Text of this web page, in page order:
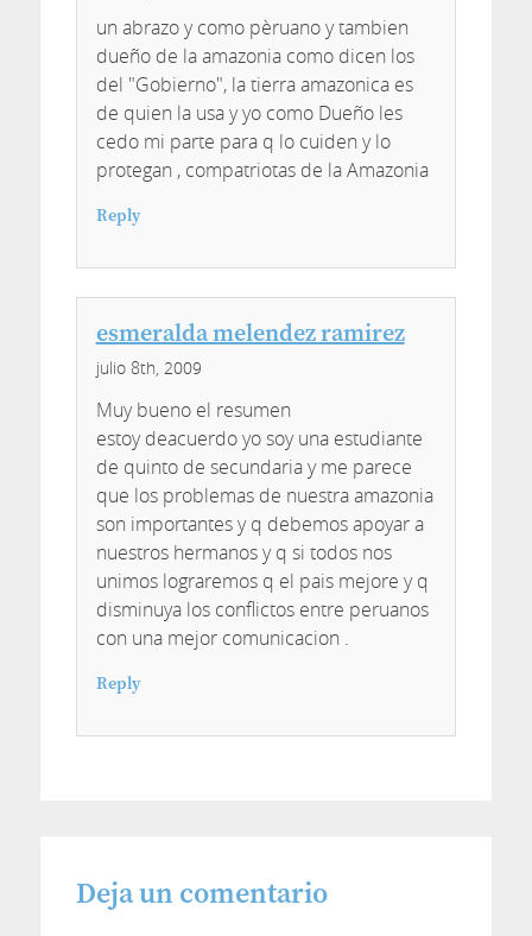
un abrazo y como pèruano y tambien
dueño de la amazonia como dicen los
del "Gobierno", la tierra amazonica es
de quien la usa y yo como Dueño les
cedo mi parte para q lo cuiden y lo
protegan , compatriotas de la Amazonia
Reply
esmeralda melendez ramirez
julio 8th, 2009
Muy bueno el resumen
estoy deacuerdo yo soy una estudiante
de quinto de secundaria y me parece
que los problemas de nuestra amazonia
son importantes y q debemos apoyar a
nuestros hermanos y q si todos nos
unimos lograremos q el pais mejore y q
disminuya los conflictos entre peruanos
con una mejor comunicacion .
Reply
Deja un comentario